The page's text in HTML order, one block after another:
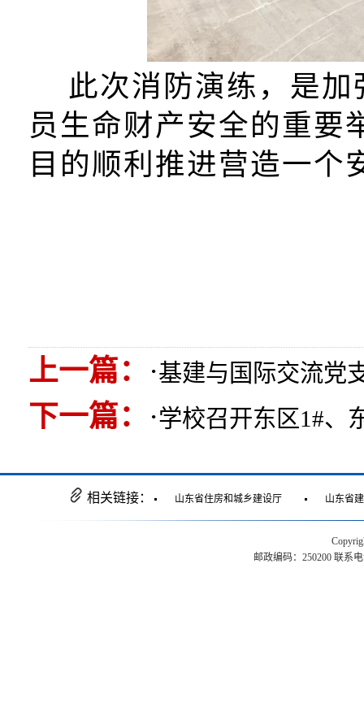
此次消防演练，是
员生命财产安全的重要
目的顺利推进营造一个
上一篇： ·基建与国际交流党
下一篇： ·学校召开东区1#、
相关链接： 山东省住房和城乡建设厅 山东省
邮政编码：250200 联系